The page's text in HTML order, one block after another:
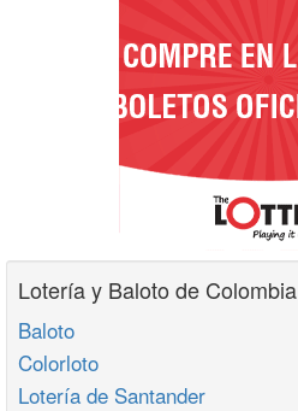
Lotería y Baloto de Colombia
Baloto
Colorloto
Lotería de Santander